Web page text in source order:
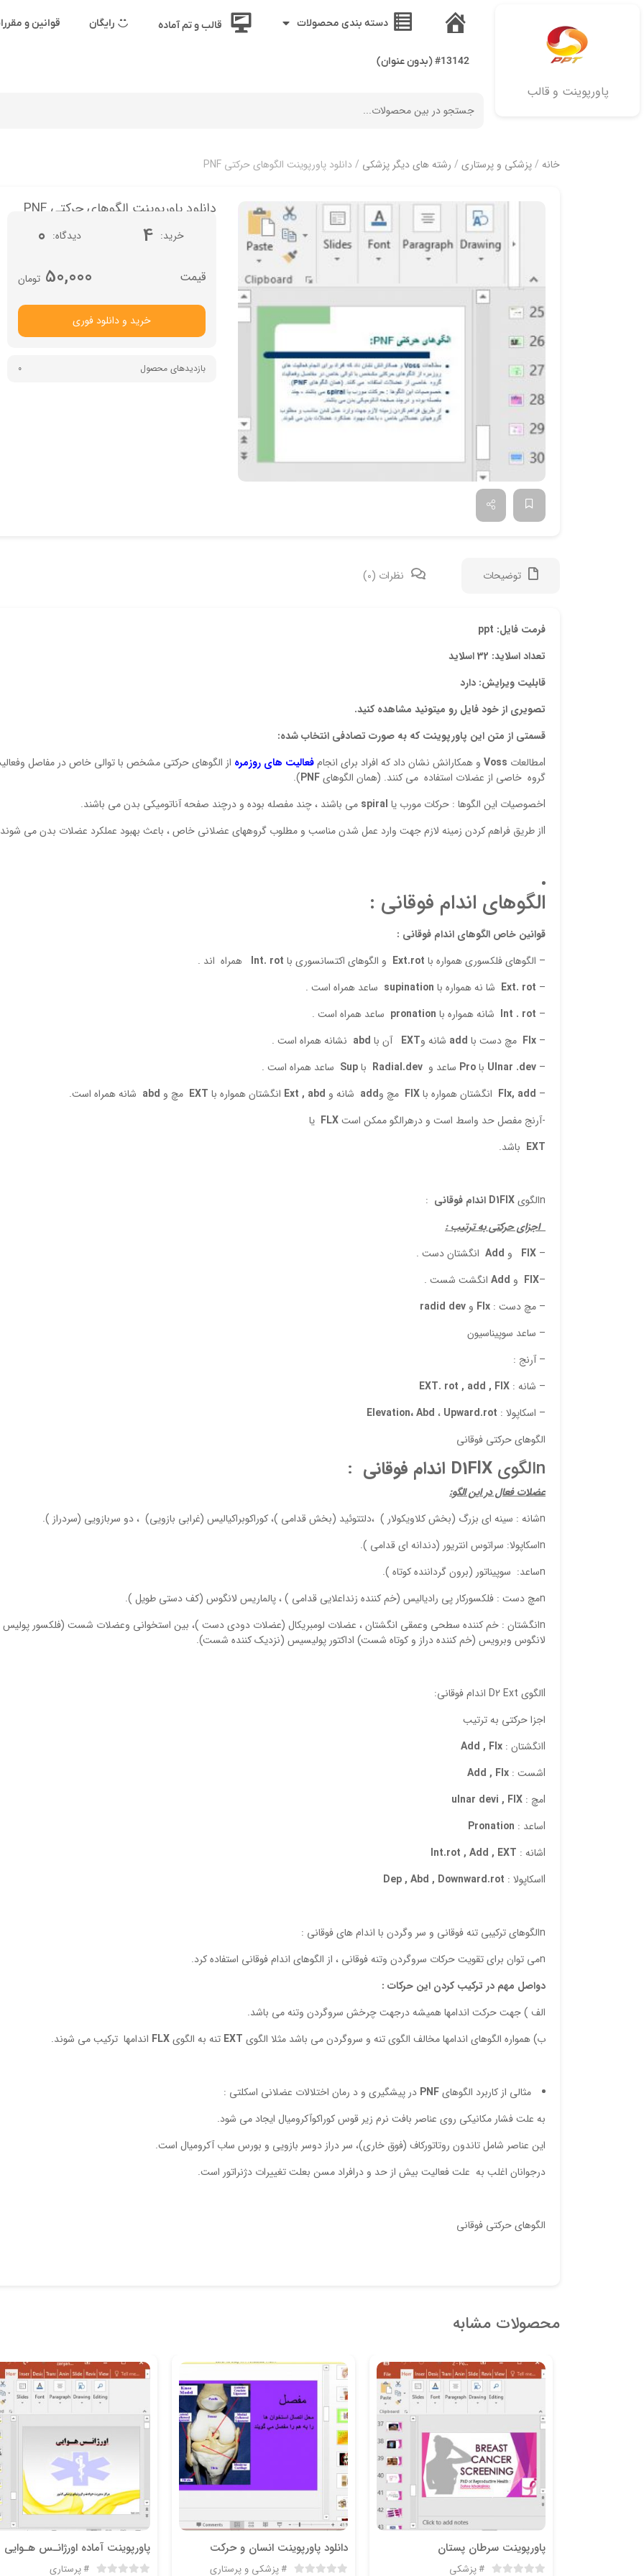
پاورپوینت و قالب
خانه
دسته بندی محصولات قالب و تم آماده رایگان قوانین و
#13142 (بدون عنوان)
خانه /پزشکی و پرستاری / رشته های دیگر پزشکی / دانلود پاورپوینت الگوهای حرکتی PNF
دانلود پاورپوینت الگوهای حرکتی PNF
خرید 4 دیدگاه 0
تومان50,000
خرید و دانلود فوری
بازدیدهای محصول 0
توضیحات نظرات (0)
فرمت فایل: ppt
تعداد اسلاید: 32 اسلاید
قابلیت ویرایش: دارد
تصویری از خود فایل رو میتونید مشاهده کنید.
قسمتی از متن این پاورپوینت که به صورت تصادفی انتخاب شده:
lمطالعات
Voss و همکارانش نشان داد که افراد برای انجامفعالیت های روزمره از الگوهای حرکتی مشخص با توالی خاص در مفاصل
گروه خاصی از عضلات استفاده می کنند. (همان الگوهایPNF
).
lخصوصیات این الگوها : حرکات مورب یا
spiral می باشند ، چند مفصله بوده و درچند صفحه آناتومیکی بدن می باشند.
lاز طریق فراهم کردن زمینه لازم جهت وارد عمل شدن مناسب و مطلوب گروههای عضلانی خاص ، باعث بهبود عملکرد عضلات بدن می شوند.
الگوهای اندام فوقانی :
قوانین خاص الگوهای اندام فوقانی :
– الگوهای فلکسوری همواره با Ext.rot و الگوهای اکتسانسوری با Int. rot همراه اند .
–
Ext. rot شا نه همواره با supination ساعد همراه است .
–
Int . rot شانه همواره با pronation ساعد همراه است .
–
Flx مچ دست با add شانه وEXT آن با abd نشانه همراه است .
–
Ulnar .dev باPro ساعد و Radial.dev باSup ساعد همراه است .
–
Flx, add انگشتان همواره باFlX مچ وadd شانه و Ext , abd انگشتان همواره با EXT مچ و abd شانه همراه است.
-آرنج مفصل حد واسط است و درهرالگو ممکن استFLX یا
EXT باشد.
nالگوی D1FlX اندام فوقانی :
اجزای حرکتی به ترتیب :
–
FlX و Add انگشتان دست .
–
FlX و Add انگشت شست .
– مچ دست : Flx و radid dev
– ساعد سوپیناسیون
– آرنج :
– شانه :
EXT. rot , add , FlX
– اسکاپولا :
Elevation،Abd ، Upward.rot
الگوهای حرکتی فوقانی
nالگوی D1FlX اندام فوقانی :
عضلات فعال در این الگو:
nشانه : سینه ای بزرگ (بخش کلاویکولار ) ،دلتتوئید (بخش قدامی )، کوراکوبراکیالیس (غرابی بازویی) ، دو سربازویی (سردراز ).
nاسکاپولا: سراتوس انتریور (دندانه ای قدامی ).
nساعد: سوپیناتور (برون گرداننده کوتاه ).
nمچ دست : فلکسورکار پی رادیالیس (خم کننده زنداعلایی قدامی ) ، پالماریس لانگوس (کف دستی طویل ).
nانگشتان : خم کننده سطحی وعمقی انگشتان ، عضلات لومبریکال (عضلات دودی دست )، بین استخوانی وعضلات شست (فلکسور پولیس
لانگوس وبرویس (خم کننده دراز و کوتاه شست) اداکتور پولیسیس (نزدیک کننده شست).
lالگوی D2 Ext اندام فوقانی:
اجزا حرکتی به ترتیب
lانگشتان :
Add , Flx
lشست :
Add , Flx
lمچ :
ulnar devi , FlX
lساعد :
Pronation
lشانه :
Int.rot , Add , EXT
lاسکاپولا :
Dep , Abd , Downward.rot
nالگوهای ترکیبی تنه فوقانی و سر وگردن با اندام های فوقانی :
nمی توان برای تقویت حرکات سروگردن وتنه فوقانی ، از الگوهای اندام فوقانی استفاده کرد.
دواصل مهم در ترکیب کردن این حرکات :
الف ) جهت حرکت اندامها همیشه درجهت چرخش سروگردن وتنه می باشد.
ب) همواره الگوهای اندامها مخالف الگوی تنه و سروگردن می باشد مثلا الگوی EXT تنه به الگویFLX اندامها ترکیب می شوند.
مثالی از کاربرد الگوهایPNF در پیشگیری و د رمان اختلالات عضلانی اسکلتی :
به علت فشار مکانیکی روی عناصر بافت نرم زیر قوس کوراکوآکرومیال ایجاد می شود.
این عناصر شامل تاندون روتاتورکاف (فوق خاری)، سر دراز دوسر بازویی و بورس ساب آکرومیال است.
درجوانان اغلب به علت فعالیت بیش از حد و درافراد مسن بعلت تغییرات دژنراتور است.
الگوهای حرکتی فوقانی
محصولات مشابه
پاورپوینت سرطان پستان
پزشکی
دانلود پاورپوینت انسان و حرکت
پزشکی و پرستاری
پاورپوینت آماده اورژانـس هـوایی
پرستاری